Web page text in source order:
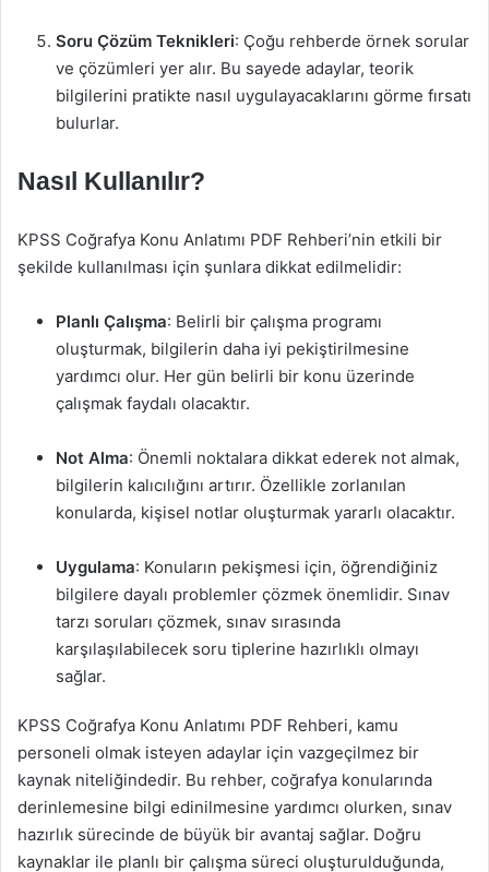
Soru Çözüm Teknikleri: Çoğu rehberde örnek sorular
ve çözümleri yer alır. Bu sayede adaylar, teorik
bilgilerini pratikte nasıl uygulayacaklarını görme fırsatı
bulurlar.
Nasıl Kullanılır?
KPSS Coğrafya Konu Anlatımı PDF Rehberi’nin etkili bir
şekilde kullanılması için şunlara dikkat edilmelidir:
Planlı Çalışma: Belirli bir çalışma programı
oluşturmak, bilgilerin daha iyi pekiştirilmesine
yardımcı olur. Her gün belirli bir konu üzerinde
çalışmak faydalı olacaktır.
Not Alma: Önemli noktalara dikkat ederek not almak,
bilgilerin kalıcılığını artırır. Özellikle zorlanılan
konularda, kişisel notlar oluşturmak yararlı olacaktır.
Uygulama: Konuların pekişmesi için, öğrendiğiniz
bilgilere dayalı problemler çözmek önemlidir. Sınav
tarzı soruları çözmek, sınav sırasında
karşılaşılabilecek soru tiplerine hazırlıklı olmayı
sağlar.
KPSS Coğrafya Konu Anlatımı PDF Rehberi, kamu
personeli olmak isteyen adaylar için vazgeçilmez bir
kaynak niteliğindedir. Bu rehber, coğrafya konularında
derinlemesine bilgi edinilmesine yardımcı olurken, sınav
hazırlık sürecinde de büyük bir avantaj sağlar. Doğru
kaynaklar ile planlı bir çalışma süreci oluşturulduğunda,